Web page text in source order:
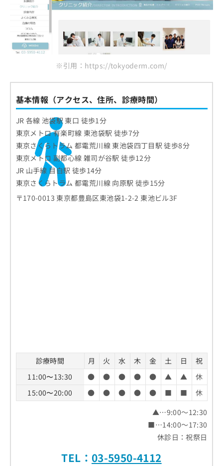
※引用：https://tokyoderm.com/
基本情報（アクセス、住所、診療時間）
JR 各線 池袋駅 東口 徒歩1分
東京メトロ 有楽町線 東池袋駅 徒歩7分
東京さくらトラム 都電荒川線 東池袋四丁目駅 徒歩8分
東京メトロ 副都心線 雑司が谷駅 徒歩12分
JR 山手線 目白駅 徒歩14分
東京さくらトラム 都電荒川線 向原駅 徒歩15分
〒170-0013 東京都豊島区東池袋1-2-2 東池ビル3F
診療時間 月 火 水 木 金 土 日
祝
11:00〜13:30
● ● ● ● ● ▲ ▲
休
15:00〜20:00
● ● ● ● ● ■ ■
休
▲…9:00～12:30
■…14:00～17:30
休診日：祝祭日
TEL： 03-5950-4112